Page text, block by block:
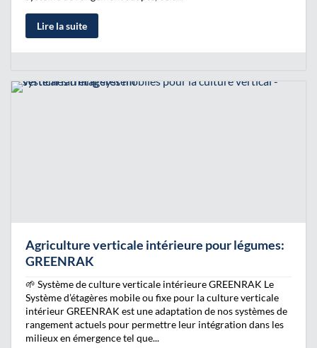
Lire la suite
Agriculture verticale intérieure pour légumes:
GREENRAK
🌱 Système de culture verticale intérieure GREENRAK Le
Système d’étagères mobile ou fixe pour la culture verticale
intérieur GREENRAK est une adaptation de nos systèmes de
rangement actuels pour permettre leur intégration dans les
milieux en émergence tel que...